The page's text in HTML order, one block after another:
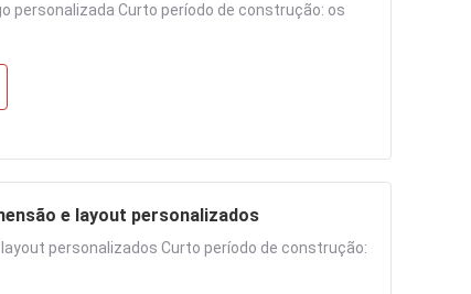
personalizada Curto período de construção: os
e layout personalizados
personalizados Curto período de construção: